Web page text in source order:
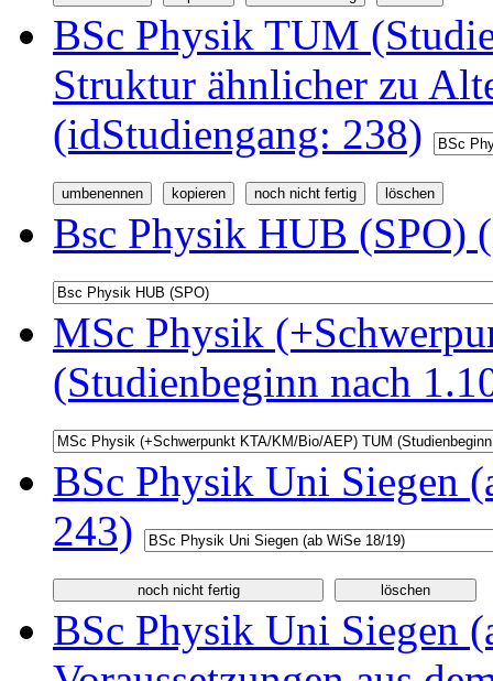
BSc Physik TUM
Struktur ähnlicher zu
(idStudiengang: 238)
Bsc Physik HUB (SPO)
MSc Physik
(Studienbeginn nach
BSc Physik Uni Siegen
243)
BSc Physik Uni Siegen